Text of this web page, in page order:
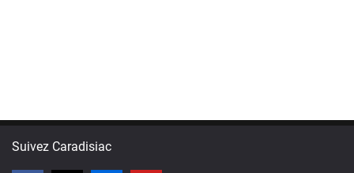
Suivez Caradisiac